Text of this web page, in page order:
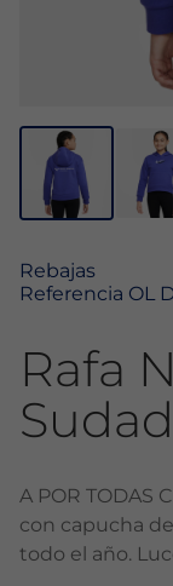
Rebajas
Referencia OL
Rafa
A POR TODAS
con capucha
todo el año.